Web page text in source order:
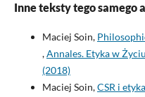
Inne teksty tego samego
Maciej Soin,
,Annales. Etyka w
(2018)
Maciej Soin,CSR i